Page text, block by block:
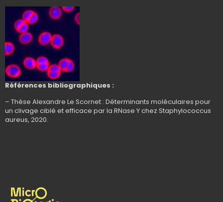
Références bibliographiques :
– Thèse Alexandre Le Scornet : Déterminants moléculaires pour
un clivage ciblé et efficace par la RNase Y chez Staphylococcus
aureus, 2020.